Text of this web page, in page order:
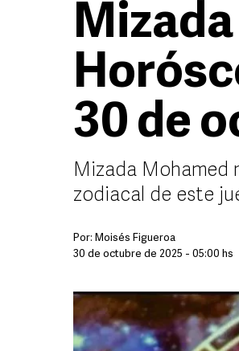
30 de
Mizada Mohamed
zodiacal de este
Por: Moisés Figueroa
30 de octubre de 2025 - 05:00 hs